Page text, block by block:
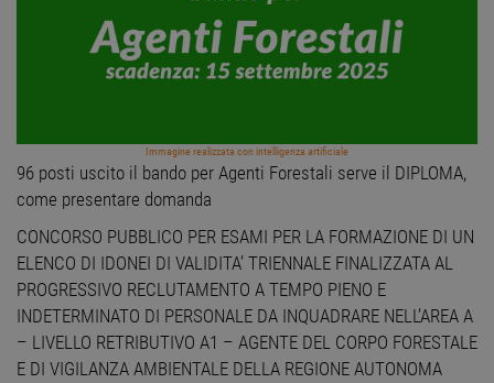
Immagine realizzata con intelligenza artificiale
96 posti uscito il bando per Agenti Forestali serve il DIPLOMA,
come presentare domanda
CONCORSO PUBBLICO PER ESAMI PER LA FORMAZIONE DI UN
ELENCO DI IDONEI DI VALIDITA’ TRIENNALE FINALIZZATA AL
PROGRESSIVO RECLUTAMENTO A TEMPO PIENO E
INDETERMINATO DI PERSONALE DA INQUADRARE NELL’AREA A
– LIVELLO RETRIBUTIVO A1 – AGENTE DEL CORPO FORESTALE
E DI VIGILANZA AMBIENTALE DELLA REGIONE AUTONOMA